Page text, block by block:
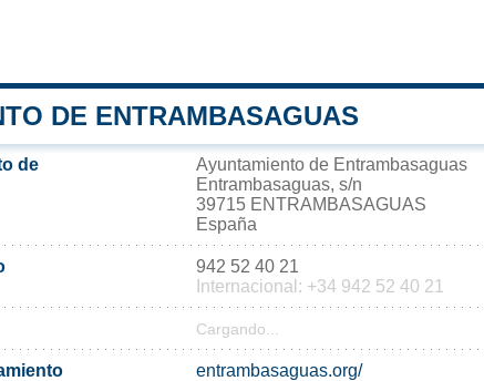
DE ENTRAMBASAGUAS
de
Ayuntamiento de Entrambasaguas
Entrambasaguas, s/n
39715 ENTRAMBASAGUAS
España
942 52 40 21
Internacional: +34 942 52 40 21
Cargando...
entrambasaguas.org/